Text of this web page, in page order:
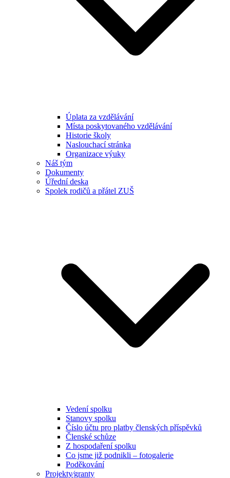
Úplata za vzdělávání
Místa poskytovaného vzdělávání
Historie školy
Naslouchací stránka
Organizace výuky
Náš tým
Dokumenty
Úřední deska
Spolek rodičů a přátel ZUŠ
Vedení spolku
Stanovy spolku
Číslo účtu pro platby členských příspěvků
Členské schůze
Z hospodaření spolku
Co jsme již podnikli – fotogalerie
Poděkování
Projekty⁄granty